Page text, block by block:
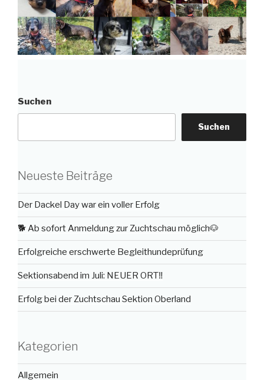
Suchen
Suchen
Neueste Beiträge
Der Dackel Day war ein voller Erfolg
🐕 Ab sofort Anmeldung zur Zuchtschau möglich🐶
Erfolgreiche erschwerte Begleithundeprüfung
Sektionsabend im Juli: NEUER ORT‼️
Erfolg bei der Zuchtschau Sektion Oberland
Kategorien
Allgemein